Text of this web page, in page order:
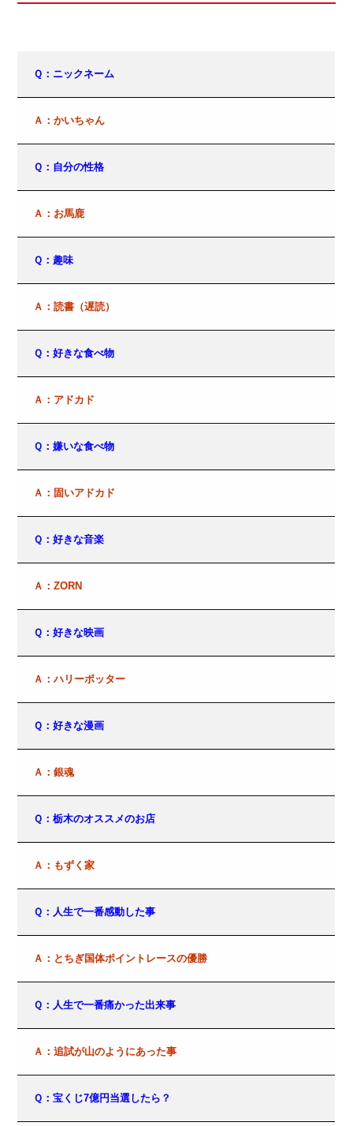
Ｑ：ニックネーム
Ａ：かいちゃん
Ｑ：自分の性格
Ａ：お馬鹿
Ｑ：趣味
Ａ：読書（遅読）
Ｑ：好きな食べ物
Ａ：アドカド
Ｑ：嫌いな食べ物
Ａ：固いアドカド
Ｑ：好きな音楽
Ａ：ZORN
Ｑ：好きな映画
Ａ：ハリーポッター
Ｑ：好きな漫画
Ａ：銀魂
Ｑ：栃木のオススメのお店
Ａ：もずく家
Ｑ：人生で一番感動した事
Ａ：とちぎ国体ポイントレースの優勝
Ｑ：人生で一番痛かった出来事
Ａ：追試が山のようにあった事
Ｑ：宝くじ7億円当選したら？